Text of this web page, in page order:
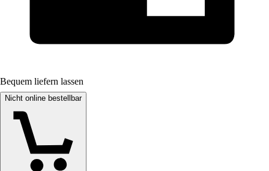
Bequem liefern lassen
Nicht online bestellbar